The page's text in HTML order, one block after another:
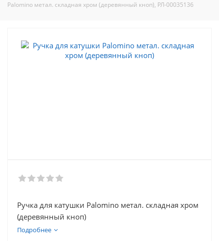
Palomino метал. складная хром (деревянный кноп), РЛ-00035136
Ручка для катушки Palomino метал. складная хром
(деревянный кноп)
Подробнее